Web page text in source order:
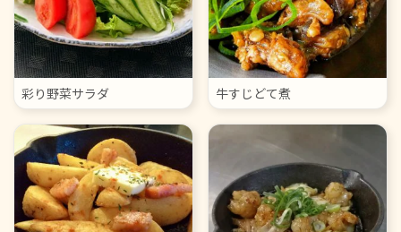
彩り野菜サラダ 牛すじどて煮